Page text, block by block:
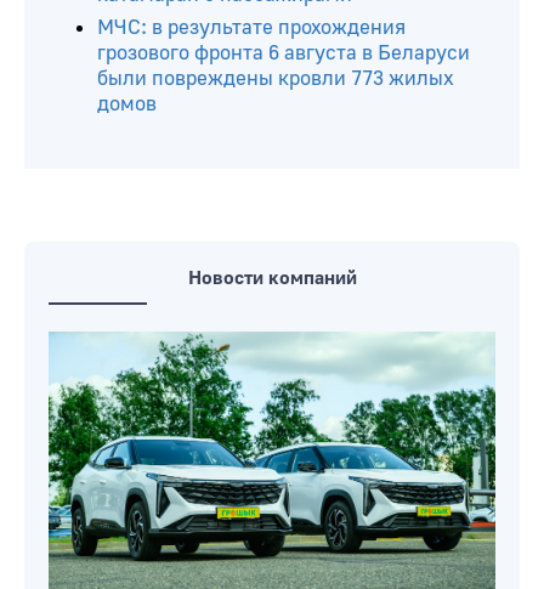
МЧС: в результате прохождения
грозового фронта 6 августа в Беларуси
были повреждены кровли 773 жилых
домов
Новости компаний